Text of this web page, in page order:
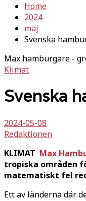
Home
2024
maj
Svenska
Max hamburgare -
Klimat
Svenska
2024-05-08
Redaktionen
KLIMAT Max
tropiska områden
matematiskt fel
Ett av länderna där